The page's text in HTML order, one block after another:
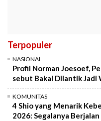
Terpopuler
NASIONAL
Profil Norman Joesoef,
sebut Bakal Dilantik Jadi
KOMUNITAS
4 Shio yang Menarik
2026: Segalanya